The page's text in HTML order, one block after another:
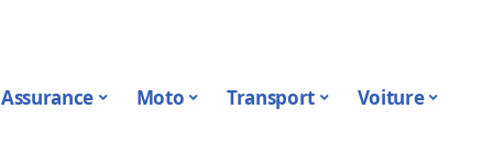
Assurance Moto Transport Voiture